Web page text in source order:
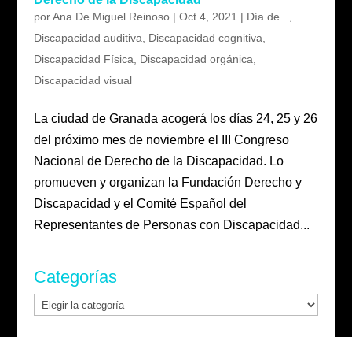
porAna De Miguel Reinoso| Oct 4, 2021 | Día de...
Discapacidad auditiva
Discapacidad cognitiva
Discapacidad Física
Discapacidad orgánica
Discapacidad visual
La ciudad de Granada acogerá los días 24, 25 y 26
del próximo mes de noviembre el III Congreso
Nacional de Derecho de la Discapacidad. Lo
promueven y organizan la Fundación Derecho y
Discapacidad y el Comité Español del
Representantes de Personas con Discapacidad...
Categorías
Categorías